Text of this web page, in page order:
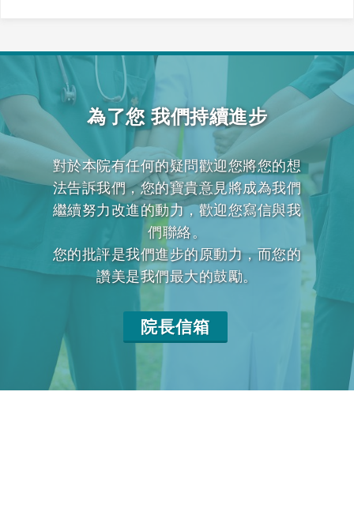
為了您 我們持續進步
對於本院有任何的疑問歡迎您將您的想
法告訴我們，您的寶貴意見將成為我們
繼續努力改進的動力，歡迎您寫信與我
們聯絡。
您的批評是我們進步的原動力，而您的
讚美是我們最大的鼓勵。
院長信箱